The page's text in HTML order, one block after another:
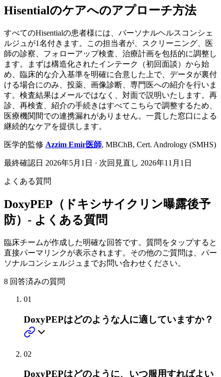
Hisentialのケアへのアプローチ方法
すべてのHisentialの患者様には、パーソナルヘルスコンシェ
ルジュが1名付きます。この担当者が、スクリーニング、医
師の診察、フォローアップ検査、治療計画を包括的に調整し
ます。まずは構造化されたインテーク（初回面談）から始
め、臨床的な介入基準を明確に合意した上で、データが裏付
ける場合にのみ、投薬、画像診断、専門医への紹介を行いま
す。検査結果はメールではなく、対面で説明いたします。再
診、再検査、紹介の手続きはすべてこちらで調整するため、
医療機関間での連携漏れがありません。一貫した窓口による
継続的なケアを提供します。
医学的監修 Azzim Emir医師, MBChB, Cert. Andrology (SMHS)
最終確認日 2026年5月1日 · 次回見直し 2026年11月1日
よくある質問
DoxyPEP（ドキシサイクリン曝露後予
防）- よくある質問
臨床チームが作成した明確な回答です。質問をタップすると
直接パーマリンクが表示されます。その他のご質問は、パー
ソナルコンシェルジュまでお問い合わせください。
8 回答済みの質問
01
DoxyPEPはどのような人に適していますか？
02
DoxyPEPはどのように、いつ服用すればよい